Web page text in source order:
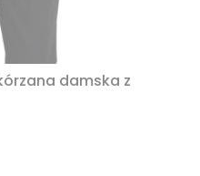
damska z